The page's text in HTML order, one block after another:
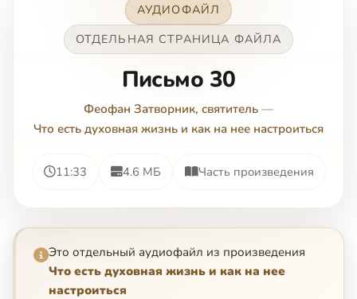
АУДИОФАЙЛ
ОТДЕЛЬНАЯ СТРАНИЦА ФАЙЛА
Письмо 30
Феофан Затворник, святитель —
Что есть духовная жизнь и как на нее настроиться
11:33 4.6 МБ Часть произведения
Это отдельный аудиофайл из произведения
Что есть духовная жизнь и как на нее
настроиться